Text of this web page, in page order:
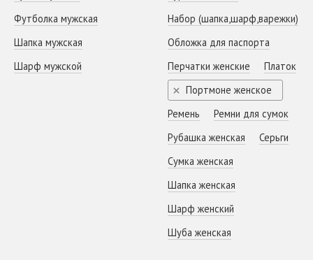
Футболка мужская
Шапка мужская
Шарф мужской
Набор (шапка,шарф,варежки)
Обложка для паспорта
Перчатки женские
Платок
Портмоне женское
Ремень
Ремни для сумок
Рубашка женская
Серьги
Сумка женская
Шапка женская
Шарф женский
Шуба женская